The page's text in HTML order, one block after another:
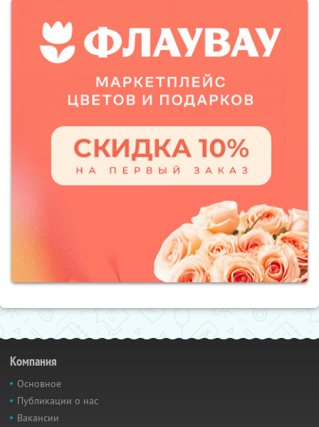
Компания
Основное
Публикации о нас
Вакансии